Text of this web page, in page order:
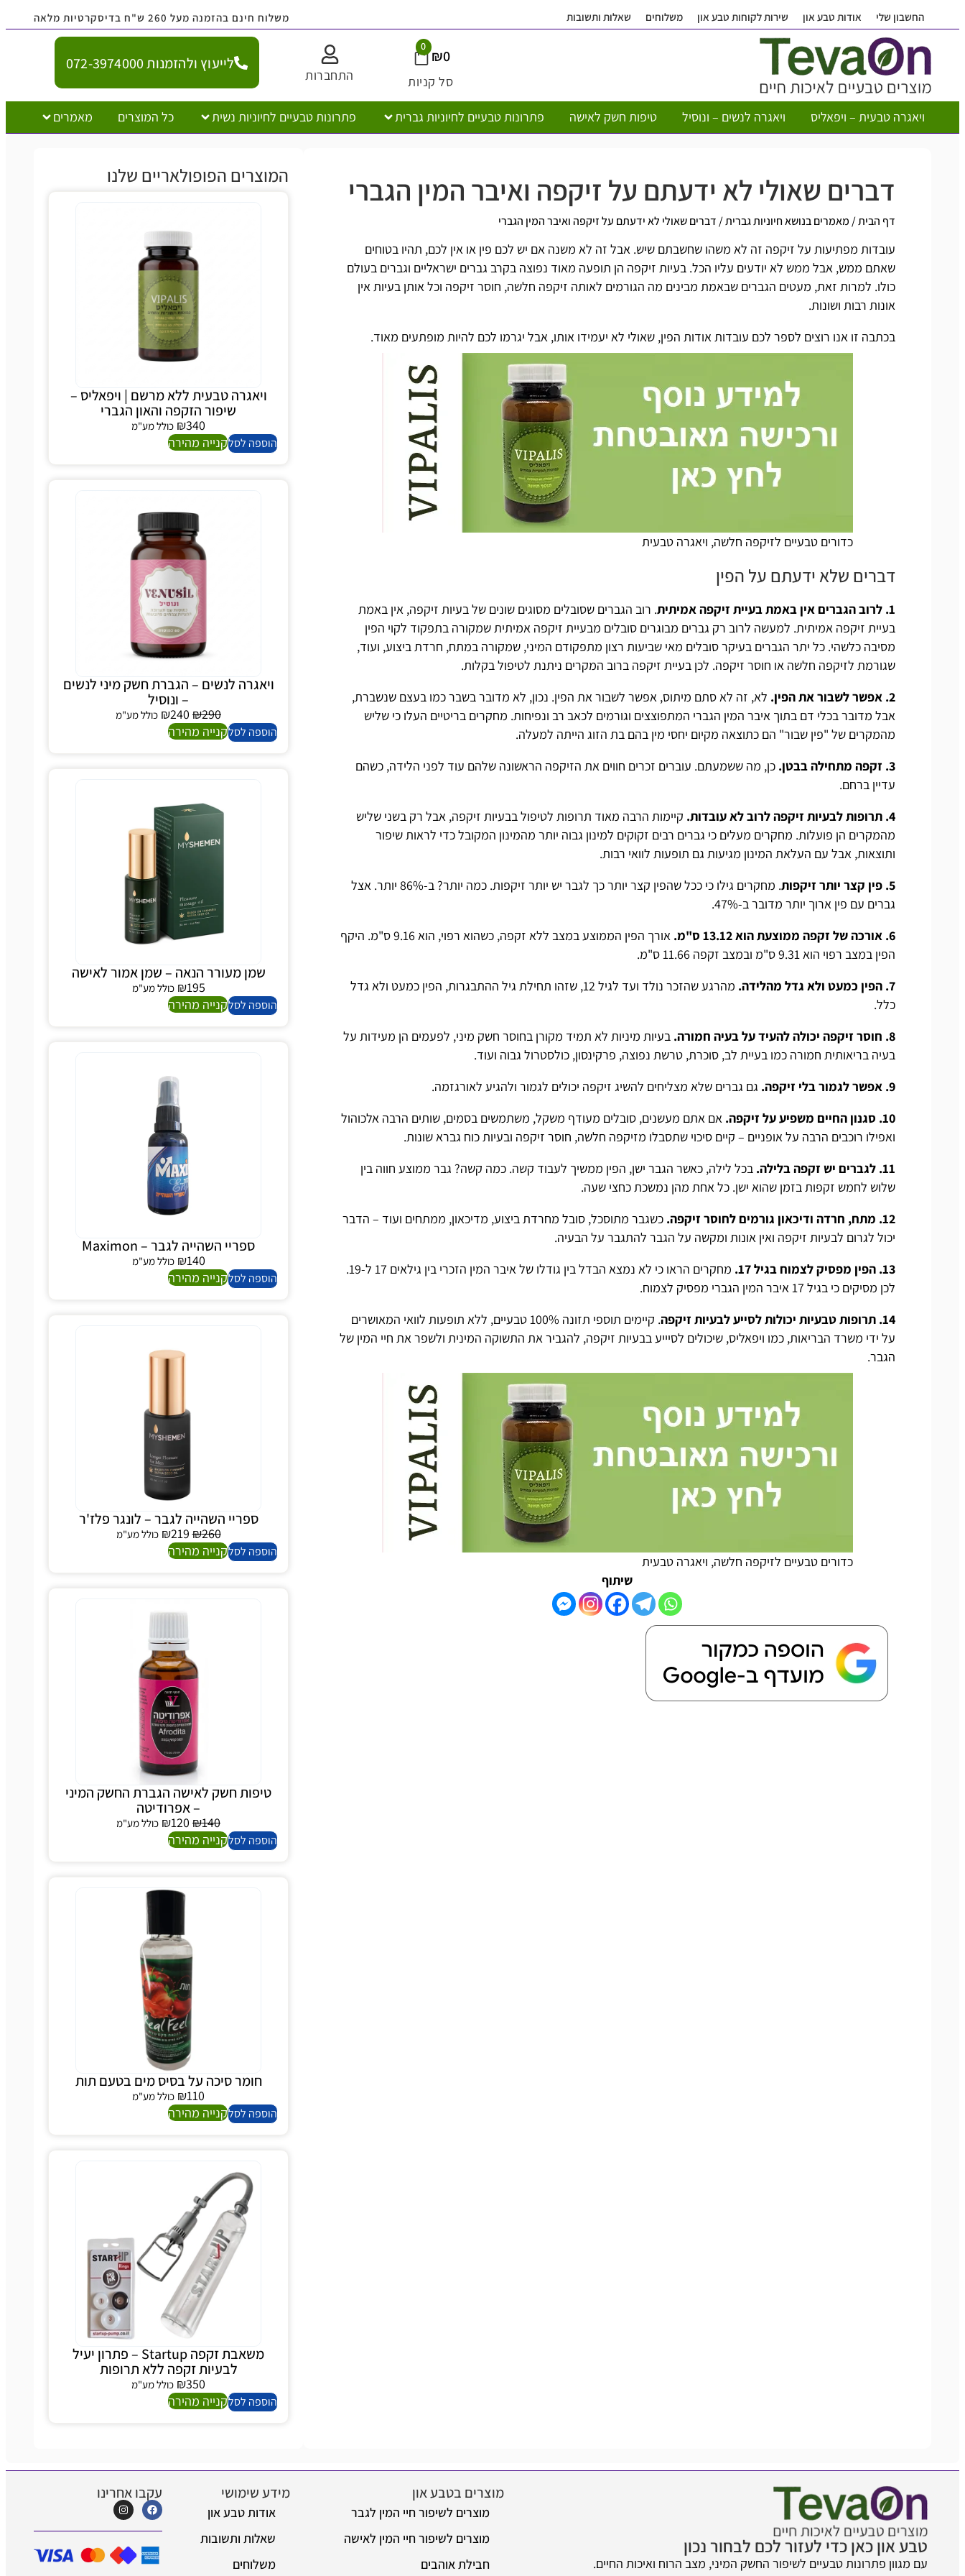
החשבון שלי אודות טבע און שירות לקוחות טבע און משלוחים שאלות ותשובות משלוח חינם בהזמנה מעל 260 ש"ח בדיסקרטיות מלאה
₪0
0
סל קניות התחברות
לייעוץ ולהזמנות 072-3974000
ויאגרה טבעית – ויפאליס ויאגרה לנשים – ונוסיל טיפות חשק לאישה פתרונות טבעיים לחיוניות גברית פתרונות טבעיים לחיוניות נשית כל המוצרים מאמרים
דברים שאולי לא ידעתם על זיקפה ואיבר המין הגברי
דף הבית/ מאמרים בנושא חיוניות גברית/ דברים שאולי לא ידעתם על זיקפה ואיבר המין הגברי
עובדות מפתיעות על זיקפה זה לא משהו שחשבתם שיש. אבל זה לא משנה אם יש לכם פין או אין לכם, תהיו בטוחים
שאתם ממש, אבל ממש לא יודעים עליו הכל. בעיות זיקפה הן תופעה מאוד נפוצה בקרב גברים ישראליים וגברים בעולם
כולו. למרות זאת, מעטים הגברים שבאמת מבינים מה הגורמים לאותה זיקפה חלשה, חוסר זיקפה וכל אותן בעיות אין
אונות רבות ושונות.
בכתבה זו אנו רוצים לספר לכם עובדות אודות הפין, שאולי לא יעמידו אותו, אבל יגרמו לכם להיות מופתעים מאוד.
כדורים טבעיים לזיקפה חלשה, ויאגרה טבעית
דברים שלא ידעתם על הפין
1. לרוב הגברים אין באמת בעיית זיקפה אמיתית
. רוב הגברים שסובלים מסוגים שונים של בעיות זיקפה, אין באמת
בעיית זיקפה אמיתית. למעשה לרוב רק גברים מבוגרים סובלים מבעיית זיקפה אמיתית שמקורה בתפקוד לקוי הפין
מסיבה כלשהי. כל יתר הגברים בעיקר סובלים מאי שביעות רצון מתפקודם המיני, שמקורה במתח, חרדת ביצוע, ועוד,
שגורמת לזיקפה חלשה או חוסר זיקפה. לכן בעיית זיקפה ברוב המקרים ניתנת לטיפול בקלות.
2. אפשר לשבור את הפין.
לא, זה לא סתם מיתוס, אפשר לשבור את הפין. נכון, לא מדובר בשבר כמו בעצם שנשברת,
אבל מדובר בכלי דם בתוך איבר המין הגברי המתפוצצים וגורמים לכאב רב ונפיחות. מחקרים בריטיים העלו כי שליש
מהמקרים של "פין שבור" הם כתוצאה מקיום יחסי מין בהם בת הזוג הייתה למעלה.
3. זקפה מתחילה בבטן.
כן, מה ששמעתם. עוברים זכרים חווים את הזיקפה הראשונה שלהם עוד לפני הלידה, כשהם
עדיין ברחם.
4. תרופות לבעיות זיקפה לרוב לא עובדות.
קיימות הרבה מאוד תרופות לטיפול בבעיות זיקפה, אבל רק בשני שליש
מהמקרים הן פועלות. מחקרים מעלים כי גברים רבים זקוקים למינון גבוה יותר מהמינון המקובל כדי לראות שיפור
ותוצאות, אבל עם העלאת המינון מגיעות גם תופעות לוואי רבות.
5. פין קצר יותר זיקפות
. מחקרים גילו כי ככל שהפין קצר יותר כך לגבר יש יותר זיקפות. כמה יותר? ב-86% יותר. אצל
גברים עם פין ארוך יותר מדובר ב-47%.
6. אורכה של זקפה ממוצעת הוא 13.12 ס"מ.
אורך הפין הממוצע במצב ללא זקפה, כשהוא רפוי, הוא 9.16 ס"מ. היקף
הפין במצב רפוי הוא 9.31 ס"מ ובמצב זקפה 11.66 ס"מ.
7. הפין כמעט ולא גדל מהלידה.
מהרגע שהזכר נולד ועד לגיל 12, שזהו תחילת גיל ההתבגרות, הפין כמעט ולא גדל
כלל.
8. חוסר זיקפה יכולה להעיד על בעיה חמורה.
בעיות מיניות לא תמיד מקורן בחוסר חשק מיני, לפעמים הן מעידות על
בעיה בריאותית חמורה כמו בעיית לב, סוכרת, טרשת נפוצה, פרקינסון, כולסטרול גבוה ועוד.
9. אפשר לגמור בלי זיקפה.
גם גברים שלא מצליחים להשיג זיקפה יכולים לגמור ולהגיע לאורגזמה.
10. סגנון החיים משפיע על זיקפה.
אם אתם מעשנים, סובלים מעודף משקל, משתמשים בסמים, שותים הרבה אלכוהול
ואפילו רוכבים הרבה על אופניים – קיים סיכוי שתסבלו מזיקפה חלשה, חוסר זיקפה ובעיות כוח גברא שונות.
11. לגברים יש זקפה בלילה.
בכל לילה, כאשר הגבר ישן, הפין ממשיך לעבוד קשה. כמה קשה? גבר ממוצע חווה בין
שלוש לחמש זקפות בזמן שהוא ישן. כל אחת מהן נמשכת כחצי שעה.
12. מתח, חרדה ודיכאון גורמים לחוסר זיקפה.
כשגבר מתוסכל, סובל מחרדת ביצוע, מדיכאון, ממתחים ועוד – הדבר
יכול לגרום לבעיות זיקפה ואין אונות ומקשה על הגבר להתגבר על הבעיה.
13. הפין מפסיק לצמוח בגיל 17.
מחקרים הראו כי לא נמצא הבדל בין גודלו של איבר המין הזכרי בין גילאים 17 ל-19.
לכן מסיקים כי בגיל 17 איבר המין הגברי מפסיק לצמוח.
14. תרופות טבעיות יכולות לסייע לבעיות זיקפה
. קיימים תוספי תזונה 100% טבעיים, ללא תופעות לוואי המאושרים
על ידי משרד הבריאות, כמו ויפאליס, שיכולים לסיייע בבעיות זיקפה, להגביר את התשוקה המינית ולשפר את חיי המין של
הגבר.
כדורים טבעיים לזיקפה חלשה, ויאגרה טבעית
שיתוף
המוצרים הפופולאריים שלנו
ויאגרה טבעית ללא מרשם | ויפאליס –
שיפור הזקפה והאון הגברי
₪340 כולל מע"מ
הוספה לסלקנייה מהירה
ויאגרה לנשים – הגברת חשק מיני לנשים
– ונוסיל
₪290
₪240 כולל מע"מ
הוספה לסלקנייה מהירה
שמן מעורר הנאה – שמן אמור לאישה
₪195 כולל מע"מ
הוספה לסלקנייה מהירה
ספריי השהייה לגבר – Maximon
₪140 כולל מע"מ
הוספה לסלקנייה מהירה
ספריי השהייה לגבר – לונגר פלז'ר
₪260
₪219 כולל מע"מ
הוספה לסלקנייה מהירה
טיפות חשק לאישה הגברת החשק המיני
– אפרודיטה
₪140
₪120 כולל מע"מ
הוספה לסלקנייה מהירה
חומר סיכה על בסיס מים בטעם תות
₪110 כולל מע"מ
הוספה לסלקנייה מהירה
משאבת זקפה Startup – פתרון יעיל
לבעיות זקפה ללא תרופות
₪350 כולל מע"מ
הוספה לסלקנייה מהירה
טבע און כאן כדי לעזור לכם לבחור נכון
עם מגוון פתרונות טבעיים לשיפור החשק המיני, מצב הרוח ואיכות החיים.
מוצרים בטבע און
מוצרים לשיפור חיי המין לגבר
מוצרים לשיפור חיי המין לאישה
חבילת אוהבים
מידע שימושי
אודות טבע און
שאלות ותשובות
משלוחים
עקבו אחרינו